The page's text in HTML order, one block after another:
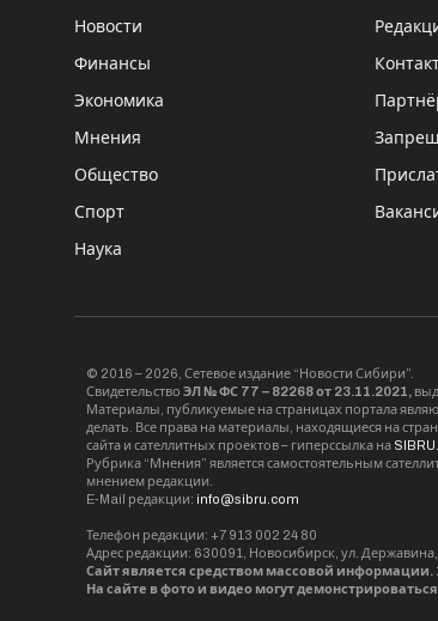
Новости
Финансы
Экономика
Мнения
Общество
Спорт
Наука
© 2016 – 2026, Сетевое издание “Новости Сибири”.
Свидетельство ЭЛ № ФС 77 – 82268 от 23.11.2021,
Материалы, публикуемые на страницах портала
делать. Все права на материалы, находящиеся на
сайта и сателлитных проектов – гиперссылка на
Рубрика “Мнения” является самостоятельным
мнением редакции.
E-Mail редакции: info@sibru.com
Телефон редакции: +7 913 002 24 80
Адрес редакции: 630091, Новосибирск, ул. Державина,
Сайт является средством массовой информации.
На сайте в фото и видео могут